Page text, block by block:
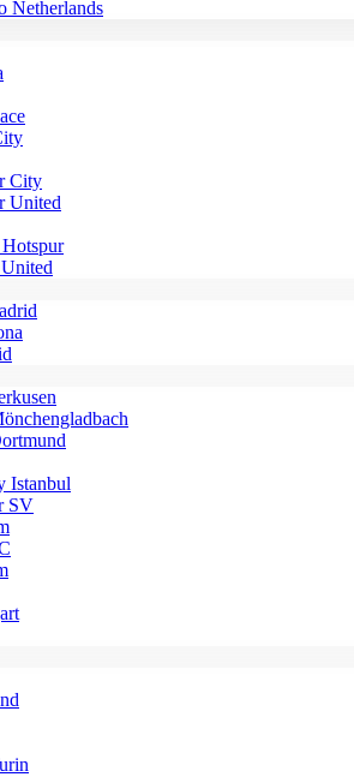
Netherlands
City
United
Istanbul
SV